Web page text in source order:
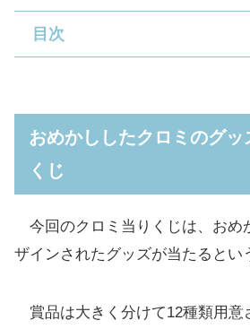
目次
じ
ドーナツメーカー
「スクエアクッション」「
ッカーセット」
ン」
おめかししたクロミのグ
くじ
今回のクロミ当りくじは、おめ
ザインされたグッズが当たるとい
賞品は大きく分けて12種類用意